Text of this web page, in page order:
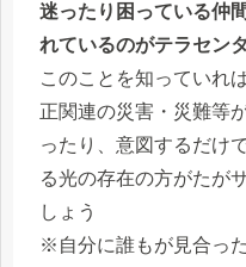
迷ったり困っている仲
れているのがテラセン
このことを知っていれ
正関連の災害・災難等
ったり、意図するだけ
る光の存在の方がたが
しょう
※自分に誰もが見合っ